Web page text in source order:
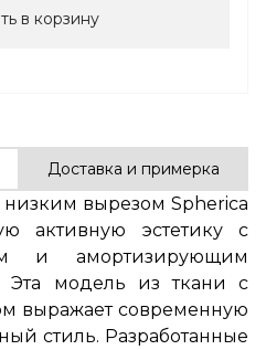
в корзину
Доставка и примерка
вырезом Spherica
активную эстетику с
и амортизирующим
модель из ткани с
выражает современную
стиль. Разработанные